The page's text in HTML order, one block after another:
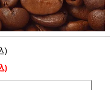
)
)